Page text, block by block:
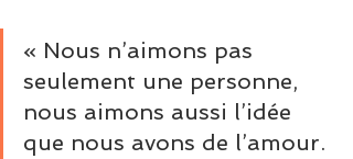
« Nous n’aimons pas
seulement une personne,
nous aimons aussi l’idée
que nous avons de l’amour.